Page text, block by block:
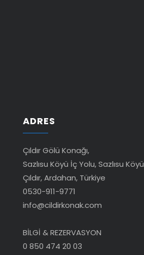
ADRES
Çıldır Gölü Konağı,
Sazlısu Köyü İç Yolu, Sazlısu Köyü
Çıldır, Ardahan, Türkiye
0530-911-9771
info@cildirkonak.com
BİLGİ & REZERVASYON
0 850 474 20 03